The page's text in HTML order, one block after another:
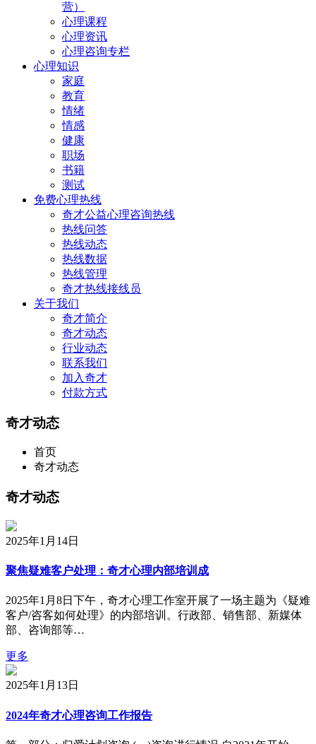
营）
心理课程
心理资讯
心理咨询专栏
心理知识
家庭
教育
情绪
情感
健康
职场
书籍
测试
免费心理热线
奇才公益心理咨询热线
热线问答
热线动态
热线数据
热线管理
奇才热线接线员
关于我们
奇才简介
奇才动态
行业动态
联系我们
加入奇才
付款方式
奇才动态
首页
奇才动态
奇才动态
2025年1月14日
聚焦疑难客户处理：奇才心理内部培训成
2025年1月8日下午，奇才心理工作室开展了一场主题为《疑难
客户/咨客如何处理》的内部培训。行政部、销售部、新媒体
部、咨询部等…
更多
2025年1月13日
2024年奇才心理咨询工作报告